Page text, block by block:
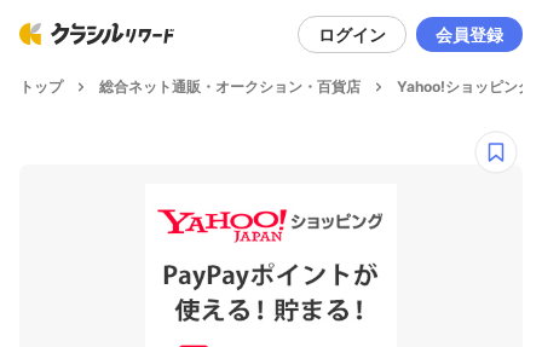
ログイン 会員登録
トップ 総合ネット通販・オークション・百貨店 Yahoo!ショッピング/